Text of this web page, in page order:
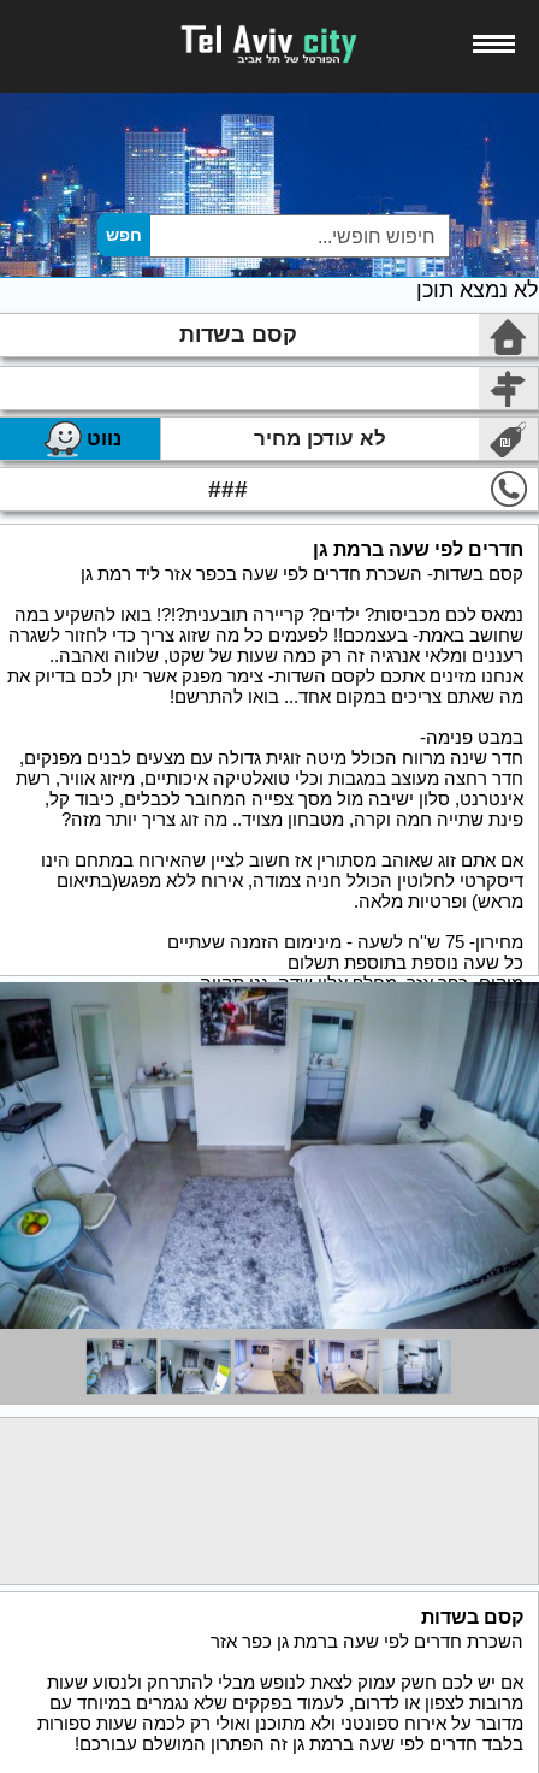
לא נמצא תוכן
קסם בשדות
לא עודכן מחיר נווט
###
חדרים לפי שעה ברמת גן
קסם בשדות- השכרת חדרים לפי שעה בכפר אזר ליד רמת גן
נמאס לכם מכביסות? ילדים? קריירה תובענית?!?! בואו להשקיע במה
שחושב באמת- בעצמכם!! לפעמים כל מה שזוג צריך כדי לחזור לשגרה
רעננים ומלאי אנרגיה זה רק כמה שעות של שקט, שלווה ואהבה..
אנחנו מזינים אתכם לקסם השדות- צימר מפנק אשר יתן לכם בדיוק את
מה שאתם צריכים במקום אחד... בואו להתרשם!
במבט פנימה-
חדר שינה מרווח הכולל מיטה זוגית גדולה עם מצעים לבנים מפנקים,
חדר רחצה מעוצב במגבות וכלי טואלטיקה איכותיים, מיזוג אוויר, רשת
אינטרנט, סלון ישיבה מול מסך צפייה המחובר לכבלים, כיבוד קל,
פינת שתייה חמה וקרה, מטבחון מצויד.. מה זוג צריך יותר מזה?
אם אתם זוג שאוהב מסתורין אז חשוב לציין שהאירוח במתחם הינו
דיסקרטי לחלוטין הכולל חניה צמודה, אירוח ללא מפגש(בתיאום
מראש) ופרטיות מלאה.
מחירון- 75 ש''ח לשעה - מינימום הזמנה שעתיים
כל שעה נוספת בתוספת תשלום
מיקום- כפר אזר, מחלף אלון שדה, גני תקווה
קסם בשדות
השכרת חדרים לפי שעה ברמת גן כפר אזר
אם יש לכם חשק עמוק לצאת לנופש מבלי להתרחק ולנסוע שעות
מרובות לצפון או לדרום, לעמוד בפקקים שלא נגמרים במיוחד עם
מדובר על אירוח ספונטני ולא מתוכנן ואולי רק לכמה שעות ספורות
בלבד חדרים לפי שעה ברמת גן זה הפתרון המושלם עבורכם!